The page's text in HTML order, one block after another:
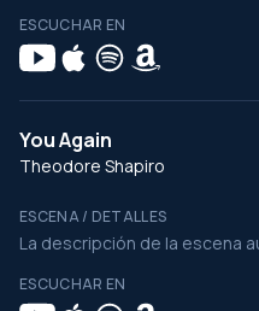
ESCUCHAR EN
You Again
Theodore Shapiro
ESCENA / DETALLES
La descripción de la escena
ESCUCHAR EN